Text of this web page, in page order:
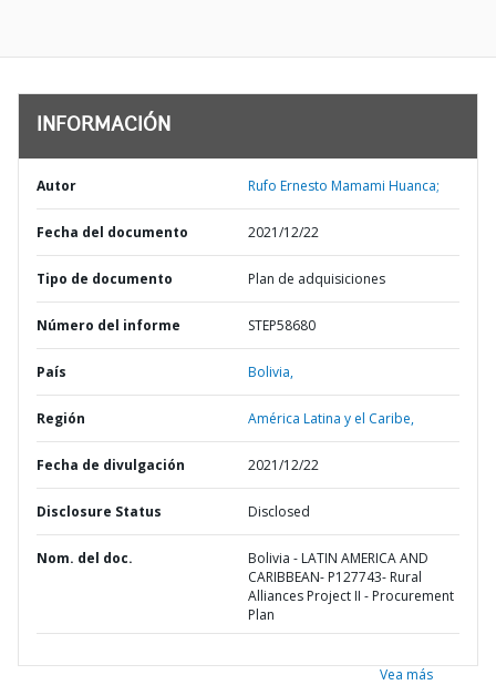
INFORMACIÓN
Autor Rufo Ernesto Mamami Huanca;
Fecha del documento 2021/12/22
Tipo de documento Plan de adquisiciones
Número del informe STEP58680
País Bolivia,
Región América Latina y el Caribe,
Fecha de divulgación 2021/12/22
Disclosure Status Disclosed
Nom. del doc.
Bolivia - LATIN AMERICA AND
CARIBBEAN- P127743- Rural
Alliances Project II - Procurement
Plan
Vea más